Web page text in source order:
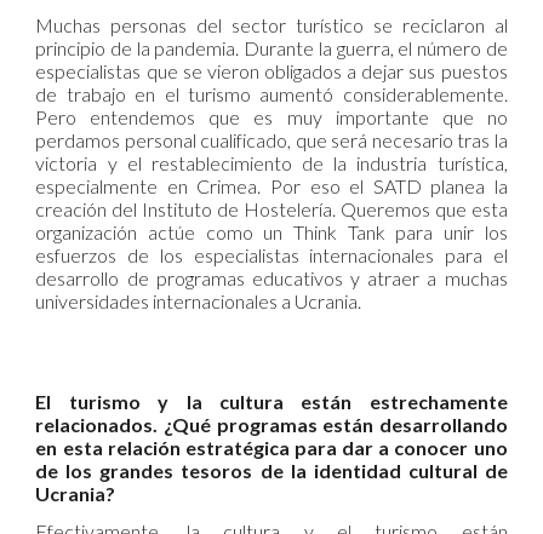
Muchas personas del sector turístico se reciclaron al
principio de la pandemia. Durante la guerra, el número de
especialistas que se vieron obligados a dejar sus puestos
de trabajo en el turismo aumentó considerablemente.
Pero entendemos que es muy importante que no
perdamos personal cualificado, que será necesario tras la
victoria y el restablecimiento de la industria turística,
especialmente en Crimea. Por eso el SATD planea la
creación del Instituto de Hostelería. Queremos que esta
organización actúe como un Think Tank para unir los
esfuerzos de los especialistas internacionales para el
desarrollo de programas educativos y atraer a muchas
universidades internacionales a Ucrania.
El turismo y la cultura están estrechamente
relacionados. ¿Qué programas están desarrollando
en esta relación estratégica para dar a conocer uno
de los grandes tesoros de la identidad cultural de
Ucrania?